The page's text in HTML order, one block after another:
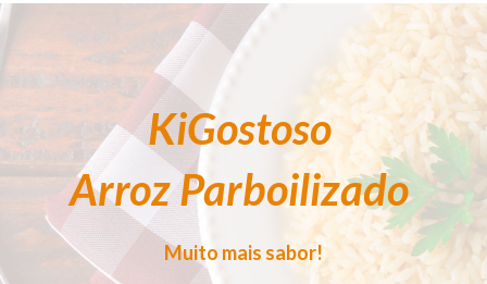
KiGostoso
Arroz Parboilizado
Muito mais sabor!